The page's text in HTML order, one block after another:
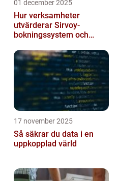
01 december 2025
Hur verksamheter
utvärderar Sirvoy-
bokningssystem och
17 november 2025
Så säkrar du data i en
uppkopplad värld